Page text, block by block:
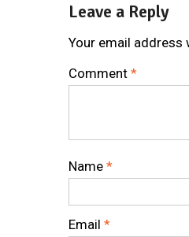
Leave a Reply
Your email address
Comment *
Name *
Email *